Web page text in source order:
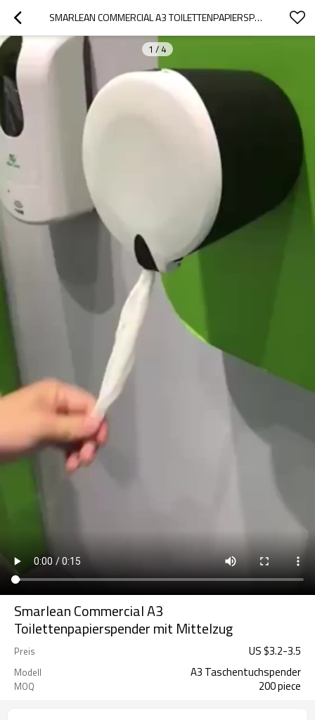
SMARLEAN COMMERCIAL A3 TOILETTENPAPIERSPENDER MIT MITTELZUG
1 / 4
Smarlean Commercial A3
Toilettenpapierspender mit Mittelzug
Preis US $3.2-3.5
Modell A3 Taschentuchspender
MOQ 200 piece